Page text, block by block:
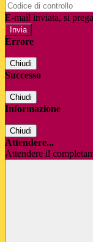
E-mail inviata, si
Errore
Chiudi
Successo
Chiudi
Informazione
Chiudi
Attendere...
Attendere il